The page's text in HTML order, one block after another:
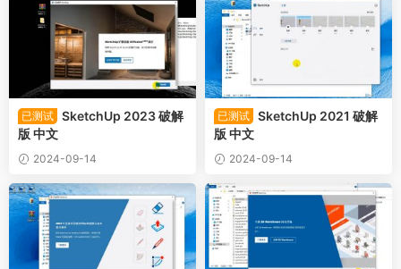
已测试 SketchUp 2023 破解
版 中文
2024-09-14
已测试 SketchUp 2021 破解
版 中文
2024-09-14